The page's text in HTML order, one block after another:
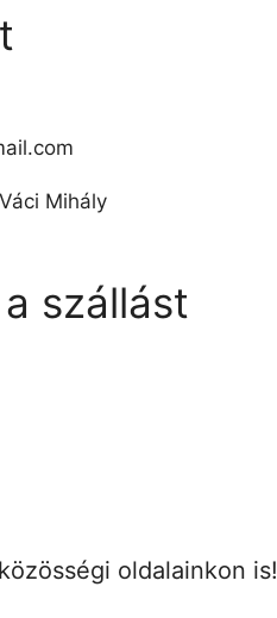
Mihály
szállást
oldalainkon is!